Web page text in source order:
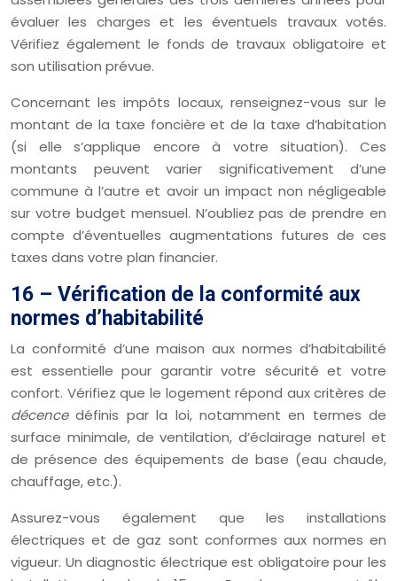
évaluer les charges et les éventuels travaux votés.
Vérifiez également le fonds de travaux obligatoire et
son utilisation prévue.
Concernant les impôts locaux, renseignez-vous sur le
montant de la taxe foncière et de la taxe d’habitation
(si elle s’applique encore à votre situation). Ces
montants peuvent varier significativement d’une
commune à l’autre et avoir un impact non négligeable
sur votre budget mensuel. N’oubliez pas de prendre en
compte d’éventuelles augmentations futures de ces
taxes dans votre plan financier.
16 – Vérification de la conformité aux
normes d’habitabilité
La conformité d’une maison aux normes d’habitabilité
est essentielle pour garantir votre sécurité et votre
confort. Vérifiez que le logement répond aux critères de
décencedéfinis par la loi, notamment en termes de
surface minimale, de ventilation, d’éclairage naturel et
de présence des équipements de base (eau chaude,
chauffage, etc.).
Assurez-vous également que les installations
électriques et de gaz sont conformes aux normes en
vigueur. Un diagnostic électrique est obligatoire pour les